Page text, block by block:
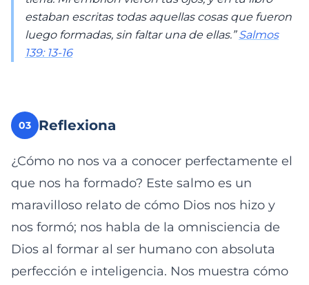
estaban escritas todas aquellas cosas que fueron
luego formadas, sin faltar una de ellas.”Salmos
139: 13-16
03 Reflexiona
¿Cómo no nos va a conocer perfectamente el
que nos ha formado? Este salmo es un
maravilloso relato de cómo Dios nos hizo y
nos formó; nos habla de la omnisciencia de
Dios al formar al ser humano con absoluta
perfección e inteligencia. Nos muestra cómo